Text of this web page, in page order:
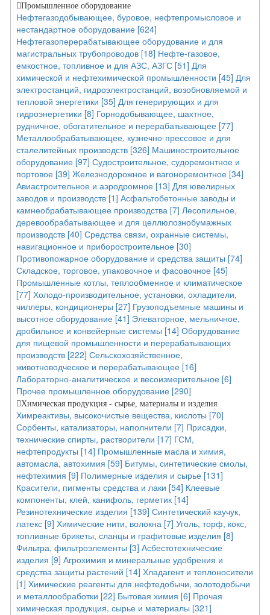
Промышленное оборудование
Нефтегазодобывающее, буровое, нефтепромысловое и
нестандартное оборудование [624]
Нефтегазоперерабатывающее оборудование и для
магистральных трубопроводов [18] Нефте-газовое,
емкостное, топливное и для АЗС, АЗГС [51] Для
химической и нефтехимической промышленности [45] Для
электростанций, гидроэлектростанций, возобновляемой и
тепловой энергетики [35] Для генерирующих и для
гидроэнергетики [8] Горнодобывающее, шахтное,
рудничное, обогатительное и перерабатывающее [77]
Металлообрабатывающее, кузнечно-прессовое и для
сталелитейных производств [326] Машиностроительное
оборудование [97] Судостроительное, судоремонтное и
портовое [39] Железнодорожное и вагоноремонтное [34]
Авиастроительное и аэродромное [13] Для ювелирных
заводов и производств [1] Асфальтобетонные заводы и
камнеобрабатывающее производства [7] Лесопильное,
деревообрабатывающее и для целлюлознобумажных
производств [40] Средства связи, охранные системы,
навигационное и приборостроительное [30]
Противопожарное оборудование и средства защиты [74]
Складское, торговое, упаковочное и фасовочное [45]
Промышленные котлы, теплообменное и климатическое
[77] Холодо-производительное, установки, охладители,
чиллеры, кондиционеры [27] Грузоподъемные машины и
высотное оборудование [41] Элеваторное, мельничное,
дробильное и конвейерные системы [14] Оборудование
для пищевой промышленности и перерабатывающих
производств [222] Сельскохозяйственное,
животноводческое и перерабатывающее [16]
Лабораторно-аналитическое и весоизмерительное [6]
Прочее промышленное оборудование [290]
Химическая продукция - сырье, материалы и изделия
Химреактивы, высокочистые вещества, кислоты [70]
Сорбенты, катализаторы, наполнители [7] Присадки,
технические спирты, растворители [17] ГСМ,
нефтепродукты [14] Промышленные масла и химия,
автомасла, автохимия [59] Битумы, синтетические смолы,
нефтехимия [9] Полимерные изделия и сырье [131]
Красители, пигменты средства и лаки [54] Клеевые
компоненты, клей, канифоль, герметик [14]
Резинотехнические изделия [139] Синтетический каучук,
латекс [9] Химические нити, волокна [7] Уголь, торф, кокс,
топливные брикеты, сланцы и графитовые изделия [8]
Фильтра, фильтроэлементы [3] Асбестотехнические
изделия [9] Агрохимия и минеральные удобрения и
средства защиты растений [14] Хладагент и теплоносители
[1] Химические реагенты для нефтедобычи, золотодобычи
и металлообработки [22] Бытовая химия [6] Прочая
химическая продукция, сырье и материалы [321]